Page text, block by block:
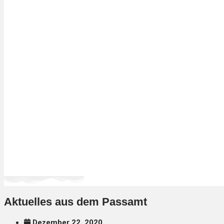
Aktuelles aus dem Passamt